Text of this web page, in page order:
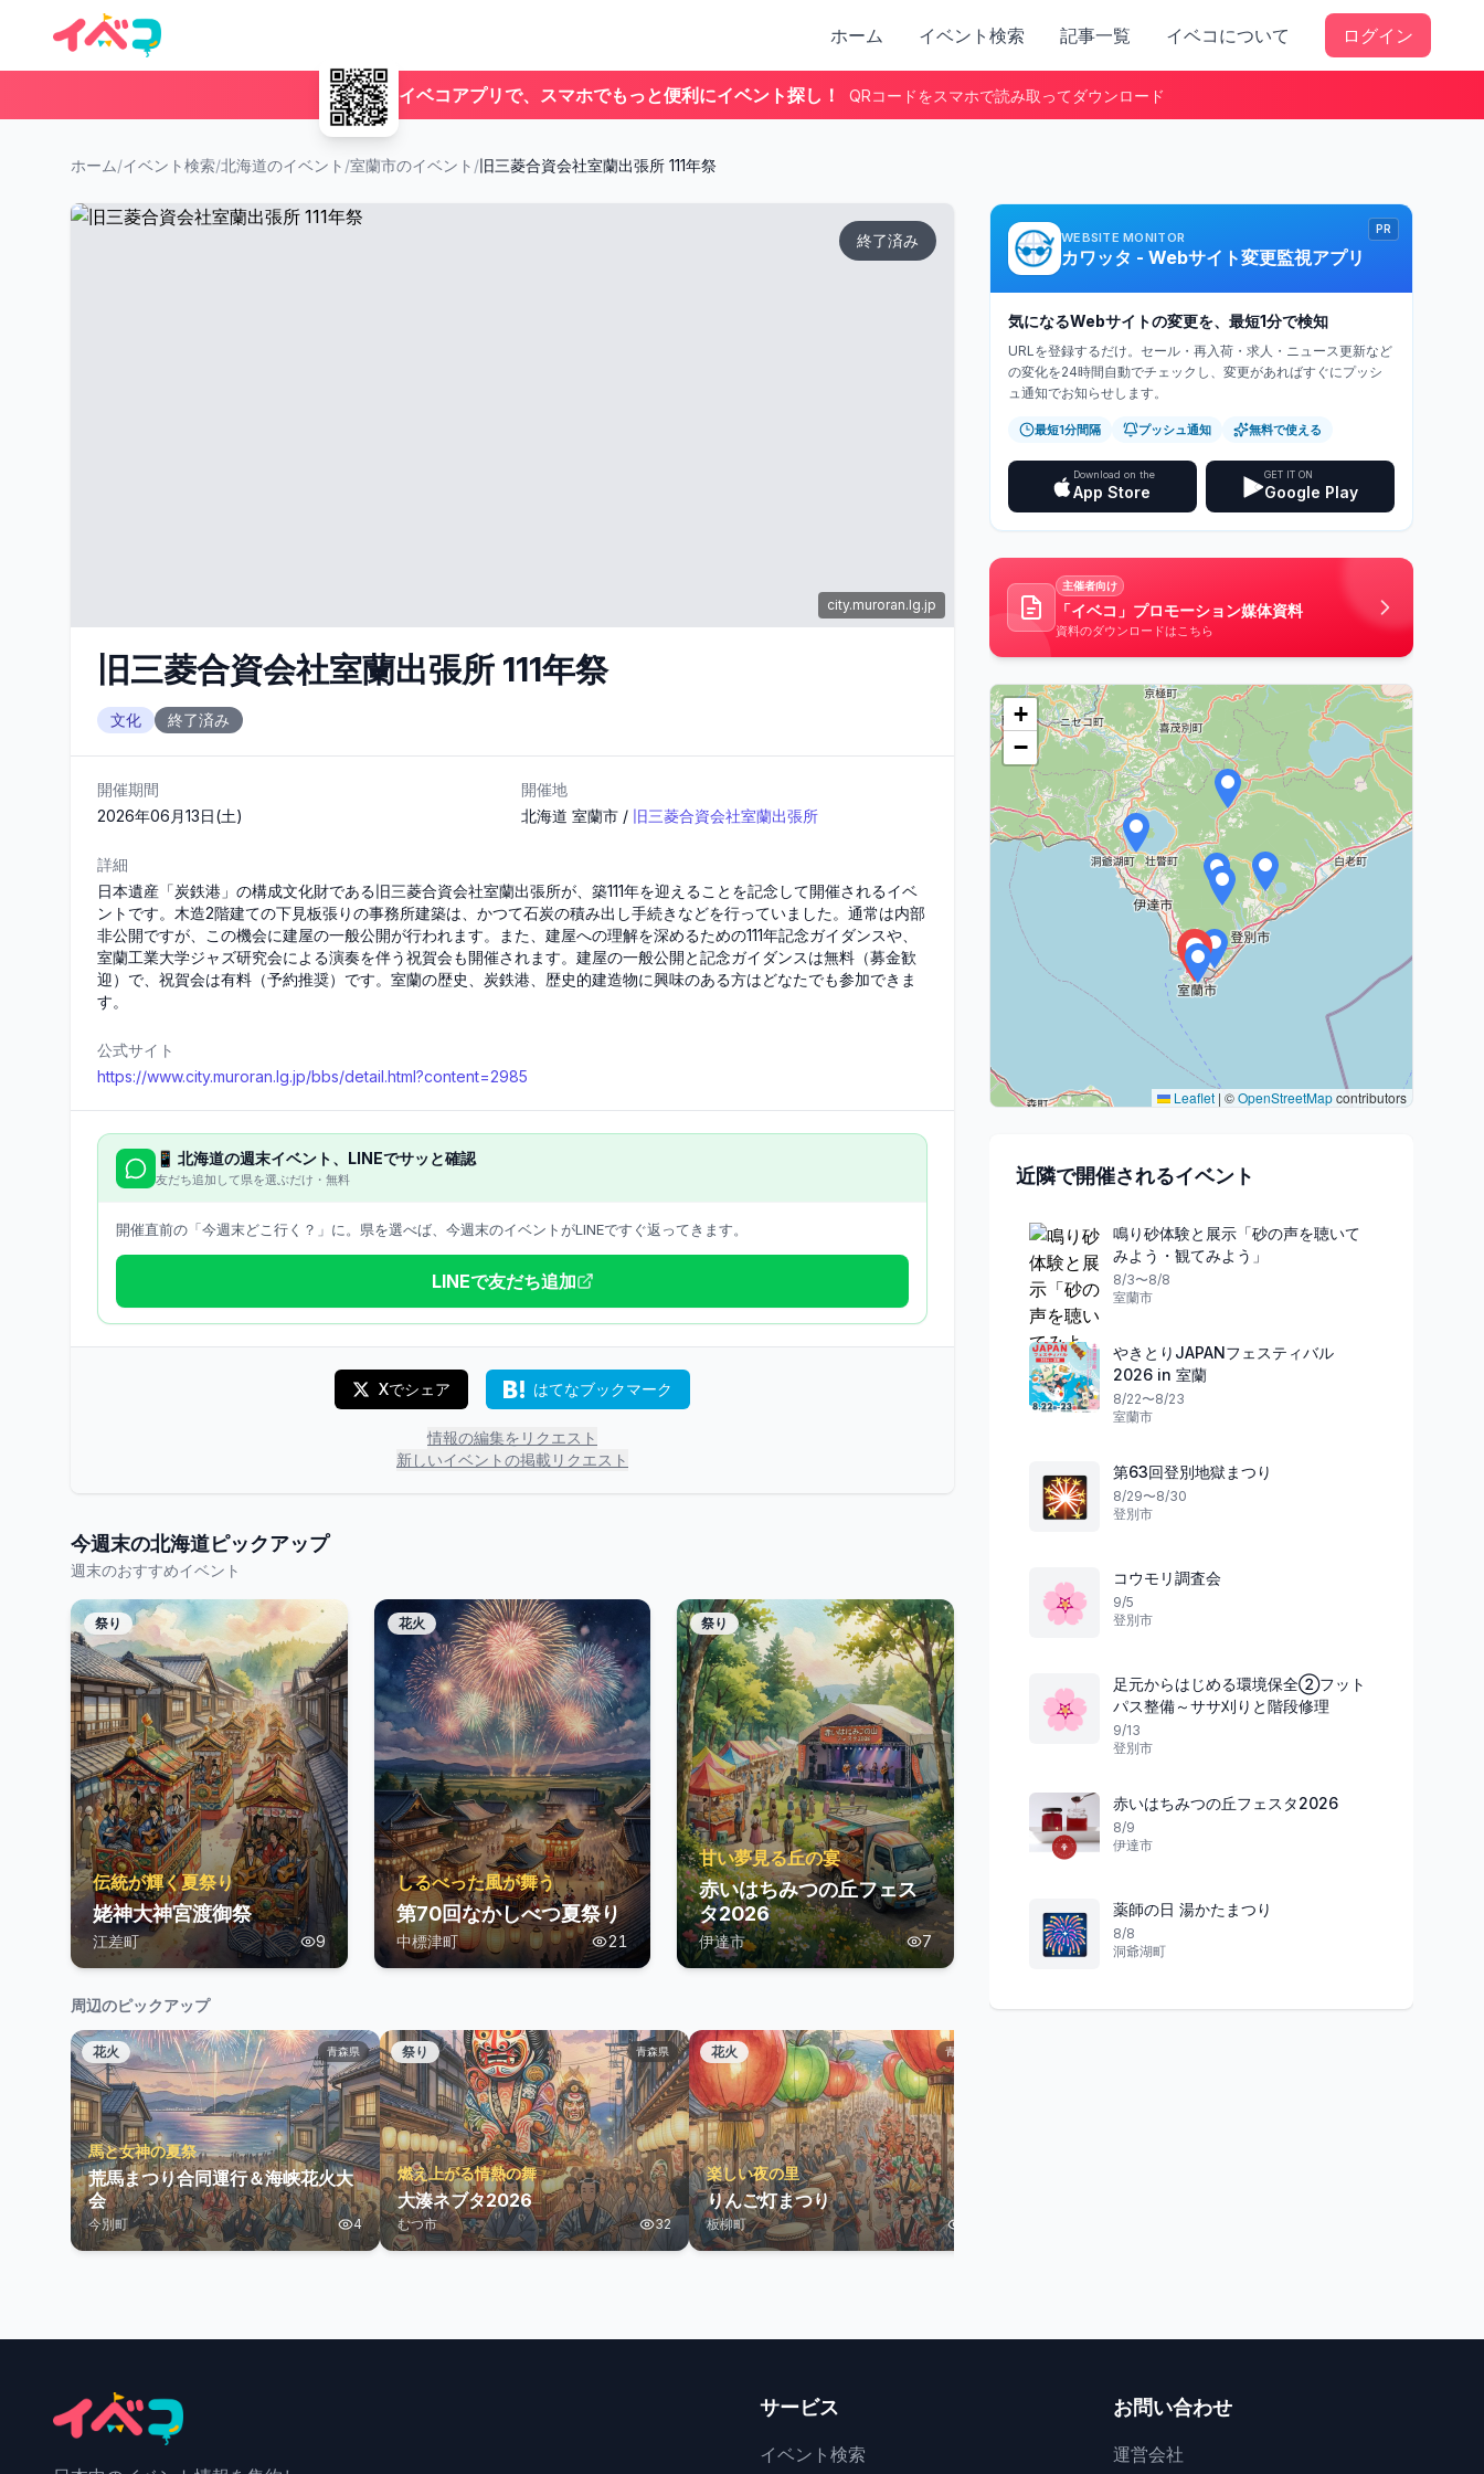
ホーム イベント検索 記事一覧 イベコについて ログイン
イベコアプリで、スマホでもっと便利にイベント探し！ QRコードをスマホで読み取ってダウンロード
ホーム/イベント検索/北海道のイベント /室蘭市のイベント /旧三菱合資会社室蘭出張所 111年祭
city.muroran.lg.jp
終了済み
旧三菱合資会社室蘭出張所 111年祭
文化 終了済み
開催期間
2026年06月13日(土)
開催地
北海道 室蘭市 / 旧三菱合資会社室蘭出張所
詳細
日本遺産「炭鉄港」の構成文化財である旧三菱合資会社室蘭出張所が、築111年を迎えることを記念して開催されるイベ
ントです。木造2階建ての下見板張りの事務所建築は、かつて石炭の積み出し手続きなどを行っていました。通常は内部
非公開ですが、この機会に建屋の一般公開が行われます。また、建屋への理解を深めるための111年記念ガイダンスや、
室蘭工業大学ジャズ研究会による演奏を伴う祝賀会も開催されます。建屋の一般公開と記念ガイダンスは無料（募金歓
迎）で、祝賀会は有料（予約推奨）です。室蘭の歴史、炭鉄港、歴史的建造物に興味のある方はどなたでも参加できま
す。
公式サイト
https://www.city.muroran.lg.jp/bbs/detail.html?content=2985
📱 北海道の週末イベント、LINEでサッと確認
友だち追加して県を選ぶだけ・無料
開催直前の「今週末どこ行く？」に。県を選べば、今週末のイベントがLINEですぐ返ってきます。
LINEで友だち追加
Xでシェア はてなブックマーク
情報の編集をリクエスト
新しいイベントの掲載リクエスト
今週末の北海道ピックアップ
週末のおすすめイベント
祭り
伝統が輝く夏祭り
姥神大神宮渡御祭
江差町 9
花火
しるべった風が舞う
第70回なかしべつ夏祭り
中標津町 21
祭り
甘い夢見る丘の宴
赤いはちみつの丘フェス
タ2026
伊達市 7
周辺のピックアップ
花火 青森県
馬と女神の夏祭
荒馬まつり合同運行＆海峡花火大
会
今別町 4
祭り 青森県
燃え上がる情熱の舞
大湊ネブタ2026
むつ市 32
花火 青森県
楽しい夜の里
りんご灯まつり
板柳町
PR
WEBSITE MONITOR
カワッタ - Webサイト変更監視アプリ
気になるWebサイトの変更を、最短1分で検知
URLを登録するだけ。セール・再入荷・求人・ニュース更新など
の変化を24時間自動でチェックし、変更があればすぐにプッシ
ュ通知でお知らせします。
最短1分間隔 プッシュ通知 無料で使える
Download on the
App Store
GET IT ON
Google Play
主催者向け
「イベコ」プロモーション媒体資料
資料のダウンロードはこちら
+
−
Leaflet | ©OpenStreetMapcontributors
近隣で開催されるイベント
鳴り砂体験と展示「砂の声を聴いて
みよう・観てみよう」
8/3〜8/8
室蘭市
やきとりJAPANフェスティバル
2026 in 室蘭
8/22〜8/23
室蘭市
🎇
第63回登別地獄まつり
8/29〜8/30
登別市
🌸
コウモリ調査会
9/5
登別市
🌸
足元からはじめる環境保全②フット
パス整備～ササ刈りと階段修理
9/13
登別市
赤いはちみつの丘フェスタ2026
8/9
伊達市
🎆
薬師の日 湯かたまつり
8/8
洞爺湖町
サービス
イベント検索
お問い合わせ
運営会社